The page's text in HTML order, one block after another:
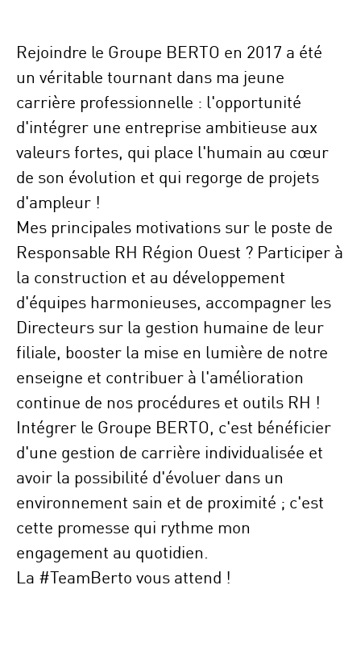
Rejoindre le Groupe BERTO en 2017 a été
un véritable tournant dans ma jeune
carrière professionnelle : l'opportunité
d'intégrer une entreprise ambitieuse aux
valeurs fortes, qui place l'humain au cœur
de son évolution et qui regorge de projets
d'ampleur !
Mes principales motivations sur le poste de
Responsable RH Région Ouest ? Participer à
la construction et au développement
d'équipes harmonieuses, accompagner les
Directeurs sur la gestion humaine de leur
filiale, booster la mise en lumière de notre
enseigne et contribuer à l'amélioration
continue de nos procédures et outils RH !
Intégrer le Groupe BERTO, c'est bénéficier
d'une gestion de carrière individualisée et
avoir la possibilité d'évoluer dans un
environnement sain et de proximité ; c'est
cette promesse qui rythme mon
engagement au quotidien.
La #TeamBerto vous attend !